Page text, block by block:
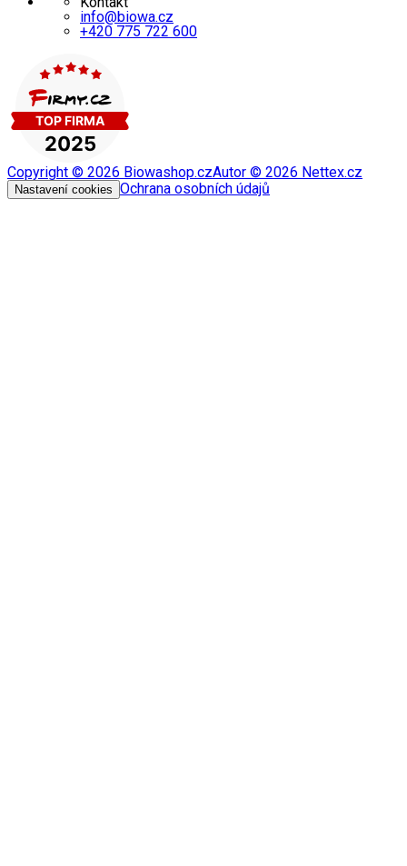
info@biowa.cz
+420 775 722 600
Copyright © 2026 Biowashop.czAutor © 2026 Nettex.cz
Nastavení cookies Ochrana osobních údajů